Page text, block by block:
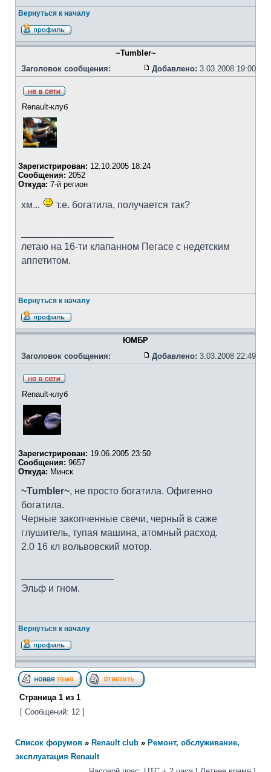
Вернуться к началу
~Tumbler~
Заголовок сообщения:
Добавлено: 3.03.2008 19:00
Renault-клуб
Зарегистрирован: 12.10.2005 18:24
Сообщения: 2052
Откуда: 7-й регион
хм... т.е. богатила, получается так?
летаю на 16-ти клапанном Пегасе с недетским
аппетитом.
Вернуться к началу
ЮМБР
Заголовок сообщения:
Добавлено: 3.03.2008 22:49
Renault-клуб
Зарегистрирован: 19.06.2005 23:50
Сообщения: 9657
Откуда: Минск
~Tumbler~, не просто богатила. Офигенно
богатила.
Черные закопченные свечи, черный в саже
глушитель, тупая машина, атомный расход.
2.0 16 кл вольвовский мотор.
Эльф и гном.
Вернуться к началу
Страница 1 из 1
[ Сообщений: 12 ]
Список форумов » Renault club » Ремонт, обслуживание,
эксплуатация Renault